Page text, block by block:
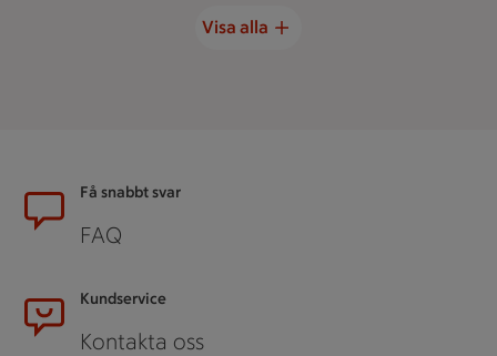
Visa alla
SidfotFå snabbt svar
FAQ
Kundservice
Kontakta oss